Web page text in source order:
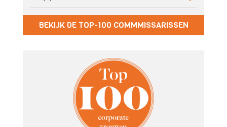
BEKIJK DE TOP-100 COMMMISSARISSEN